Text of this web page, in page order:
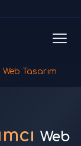
Web Tasarım
Web